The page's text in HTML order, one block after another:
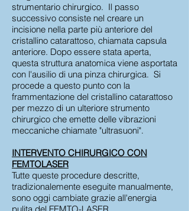
strumentario chirurgico. Il passo
successivo consiste nel creare un
incisione nella parte più anteriore del
cristallino catarattoso, chiamata capsula
anteriore. Dopo essere stata aperta,
questa struttura anatomica viene asportata
con l'ausilio di una pinza chirurgica. Si
procede a questo punto con la
frammentazione del cristallino catarattoso
per mezzo di un ulteriore strumento
chirurgico che emette delle vibrazioni
meccaniche chiamate "ultrasuoni".
INTERVENTO CHIRURGICO CON
FEMTOLASER
Tutte queste procedure descritte,
tradizionalemente eseguite manualmente,
sono oggi cambiate grazie all'energia